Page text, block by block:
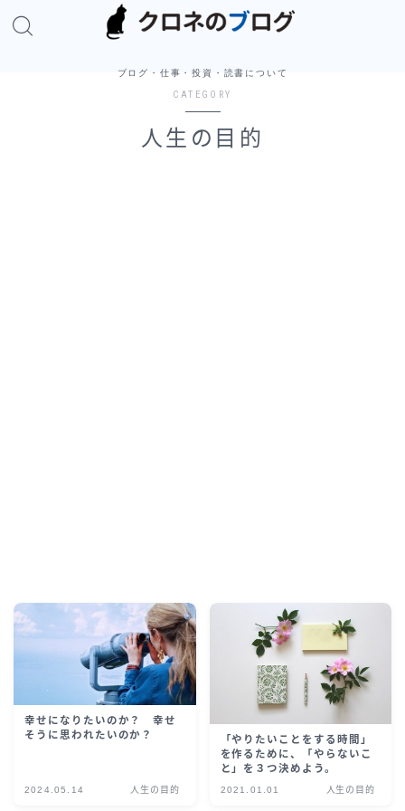
ブログ・仕事・投資・読書について
CATEGORY
人生の目的
幸せになりたいのか？ 幸せ
そうに思われたいのか？
2024.05.14 人生の目的
「やりたいことをする時間」
を作るために、「やらないこ
と」を３つ決めよう。
2021.01.01 人生の目的